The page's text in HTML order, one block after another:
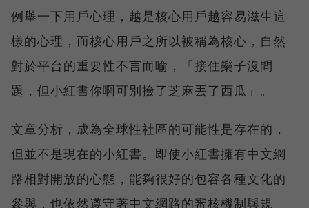
例舉一下用戶心理，越是核心用戶越容易滋生這
樣的心理，而核心用戶之所以被稱為核心，自然
對於平台的重要性不言而喻，「接住樂子沒問
題，但小紅書你啊可別撿了芝麻丟了西瓜」。
文章分析，成為全球性社區的可能性是存在的，
但並不是現在的小紅書。即使小紅書擁有中文網
路相對開放的心態，能夠很好的包容各種文化的
參與，也依然遵守著中文網路的審核機制與規